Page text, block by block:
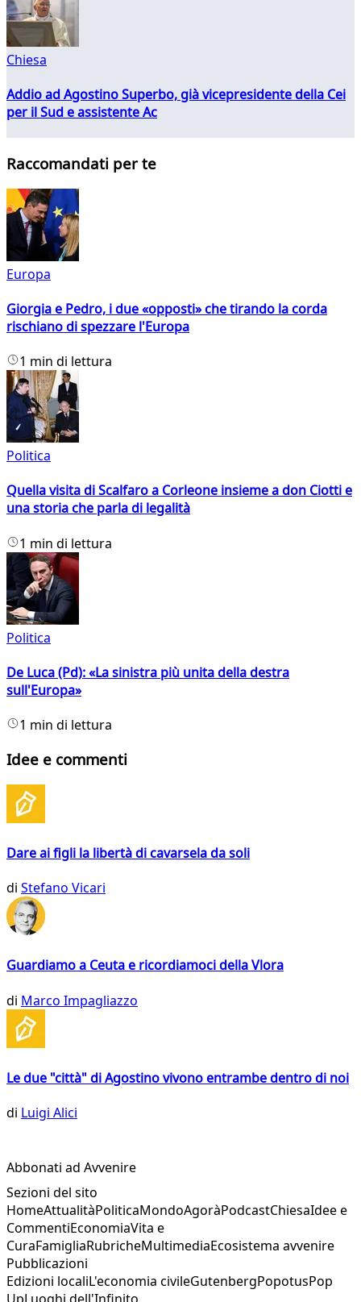
Chiesa
Addio ad Agostino Superbo, già vicepresidente della Cei
per il Sud e assistente Ac
Raccomandati per te
Europa
Giorgia e Pedro, i due «opposti» che tirando la corda
rischiano di spezzare l'Europa
1 min di lettura
Politica
Quella visita di Scalfaro a Corleone insieme a don Ciotti e
una storia che parla di legalità
1 min di lettura
Politica
De Luca (Pd): «La sinistra più unita della destra
sull'Europa»
1 min di lettura
Idee e commenti
Dare ai figli la libertà di cavarsela da soli
di Stefano Vicari
Guardiamo a Ceuta e ricordiamoci della Vlora
di Marco Impagliazzo
Le due "città" di Agostino vivono entrambe dentro di noi
di Luigi Alici
Abbonati ad Avvenire
Sezioni del sito
HomeAttualitàPoliticaMondoAgoràPodcastChiesaIdee e
CommentiEconomiaVita e
CuraFamigliaRubricheMultimediaEcosistema avvenire
Pubblicazioni
Edizioni localiL'economia civileGutenbergPopotusPop